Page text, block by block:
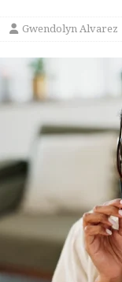
Gwendolyn Alvarez